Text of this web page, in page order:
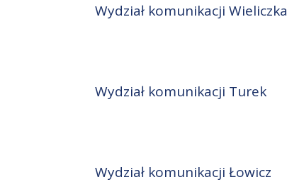
Wydział komunikacji Wieliczka
Wydział komunikacji Turek
Wydział komunikacji Łowicz